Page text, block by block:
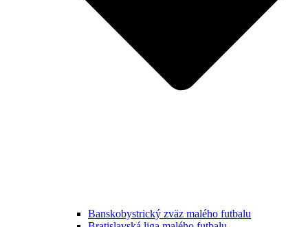
Banskobystrický zväz malého futbalu